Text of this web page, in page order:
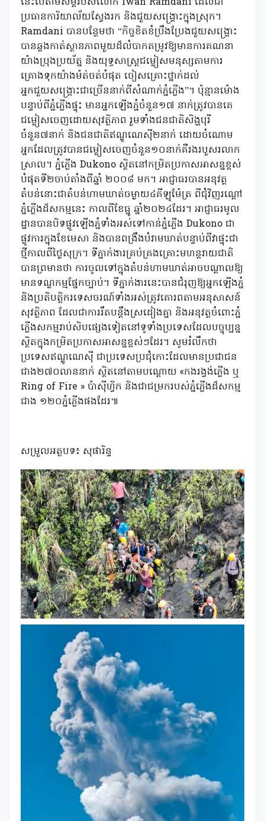
ប្រធានការិយាល័យស្វែងរក និងជួយសង្គ្រោះក្នុងស្រុក។
Ramdani បានបន្ថែមថា “កិច្ចខិតខំប្រឹងប្រែងជួយសង្គ្រោះ
បានឆ្លងកាត់ស្ថានភាពមួយដ៏លំបាកតម្រូវឱ្យមានការគណនា
យ៉ាងប្រុងប្រយ័ត្ន និងយុទ្ធសាស្ត្រជម្លៀសមនុស្សតាមការ
គ្រោងទុកយ៉ាងម៉ត់ចត់បំផុត ចៀសគ្រោះថ្នាក់ដល់
អ្នកជួយសង្រ្គោះជាច្រើននាក់ពីសំណាក់ភ្នំភ្លើង”។ ប៉ុន្មានម៉ោង
បន្ទាប់ពីភ្នំភ្លើងផ្ទុះ មានអ្នកឡើងភ្នំចំនួន១៧ នាក់ត្រូវបានគេ
ជម្លៀសចេញដោយសុវត្ថិភាព រួមទាំងជនជាតិសិង្ហបុរី
ចំនួន៧នាក់ និងជនជាតិឥណ្ឌូណេស៊ី២នាក់ ដោយចំណោម
អ្នកដែលត្រូវបានជម្លៀសចេញចំនួន១០នាក់គឺរងរបួសរលាក
ស្រាល។ ភ្នំភ្លើង Dukono ស្ថិតនៅកម្រិតប្រកាសអាសន្នខ្ពស់
បំផុតទី២ចាប់តាំងពីឆ្នាំ ២០០៨ មក។ អាជ្ញាធរបានអនុវត្ត
តំបន់នោះជាតំបន់ហាមឃាត់ចម្ងាយ៤គីឡូម៉ែត្រ ពីជុំវិញរណ្ដៅ
ភ្នំភ្លើងដ៏សកម្មនេះ កាលពីខែធ្នូ ឆ្នាំ២០២៤ដែរ។ អាជ្ញាធរមូល
ដ្ឋានបានបិទផ្លូវឡើងភ្នំទាំងអស់ទៅកាន់ភ្នំភ្លើង Dukono ជា
ផ្លូវការក្នុងខែមេសា និងបានពង្រឹងបំរាមឃាត់បន្ទាប់ពីវាផ្ទុះជា
ថ្មីកាលពីថ្ងៃសុក្រ។ ទីភ្នាក់ងារគ្រប់គ្រងគ្រោះមហន្តរាយជាតិ
បានព្រមានថា ការចូលទៅក្នុងតំបន់ហាមឃាត់អាចបណ្តាលឱ្យ
មានទណ្ឌកម្មផ្នែកច្បាប់។ ទីភ្នាក់ងារនេះបានជំរុញឱ្យអ្នកឡើងភ្នំ
និងប្រតិបត្តិករទេសចរណ៍ទាំងអស់ត្រូវគោរពតាមអនុសាសន៍
សុវត្ថិភាព ដែលជាការរឹតបន្តឹងស្រដៀងគ្នា និងអនុវត្តចំពោះភ្នំ
ភ្លើងសកម្មរាប់សិបផ្សេងទៀតនៅទូទាំងប្រទេសដែលបច្ចុប្បន្ន
ស្ថិតក្នុងកម្រិតប្រកាសអាសន្នខ្ពស់ៗដែរ។ សូមរំលឹកថា
ប្រទេសឥណ្ឌូណេស៊ី ជាប្រទេសប្រជុំកោះដែលមានប្រជាជន
ជាង២៧០លាននាក់ ស្ថិតនៅតាមបណ្តោយ «កងរង្វង់ភ្លើង ឬ
Ring of Fire » ប៉ាស៊ីហ្វិក និងជាជម្រករបស់ភ្នំភ្លើងដ៏សកម្ម
ជាង ១២០ភ្នំភ្លើងផងដែរ៕
សម្រួលអត្ថបទ៖ សុផារិន្ទ